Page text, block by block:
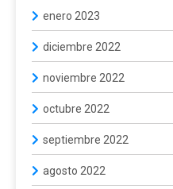
enero 2023
diciembre 2022
noviembre 2022
octubre 2022
septiembre 2022
agosto 2022